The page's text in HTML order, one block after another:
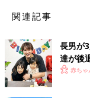
関連記事
長男が
達が後
プロバ
赤ちゃ